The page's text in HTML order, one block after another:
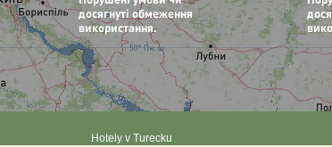
Hotely v Turecku